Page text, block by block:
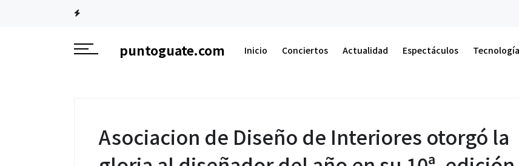
puntoguate.com Inicio Conciertos Actualidad Espectáculos Tecnología
Asociacion de Diseño de Interiores otorgó la